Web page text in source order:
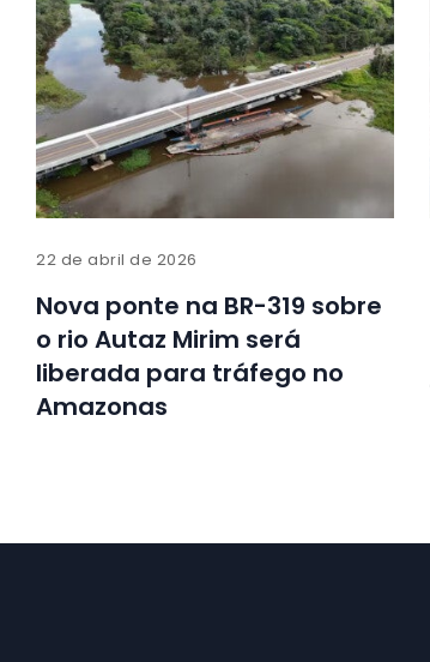
22 de abril de 2026
Nova ponte na BR-319 sobre
o rio Autaz Mirim será
liberada para tráfego no
Amazonas